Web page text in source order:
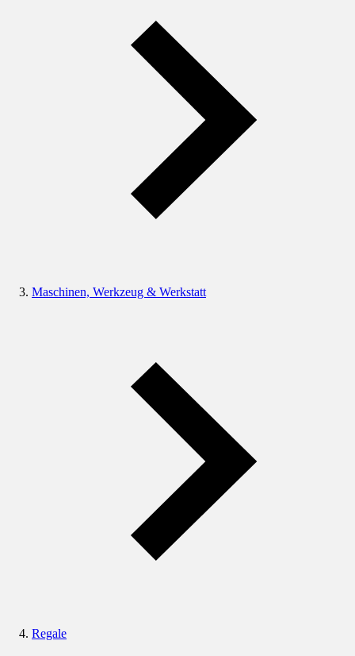
Maschinen, Werkzeug & Werkstatt
Regale